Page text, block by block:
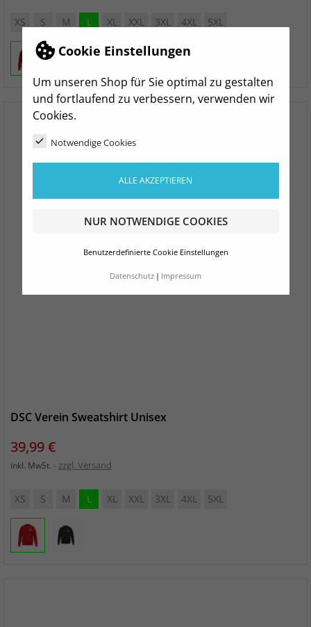
Cookie Einstellungen
Um unseren Shop für Sie optimal zu gestalten
und fortlaufend zu verbessern, verwenden wir
Cookies.
Notwendige Cookies
ALLE AKZEPTIEREN
NUR NOTWENDIGE COOKIES
Benutzerdefinierte Cookie Einstellungen
Datenschutz Impressum
XS S M L XL XXL 3XL 4XL 5XL
DSC Verein Sweatshirt Unisex
Preis
39,99 €
inkl. MwSt. zzgl. Versand
XS S M L XL XXL 3XL 4XL 5XL